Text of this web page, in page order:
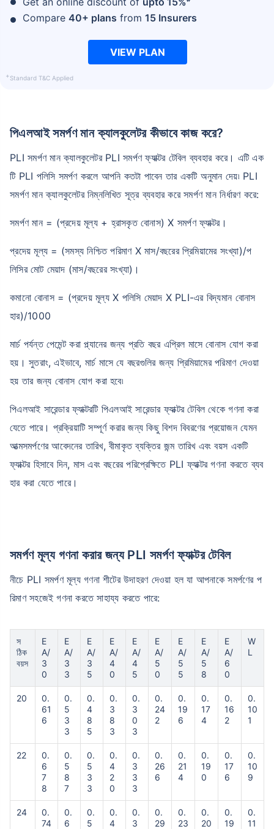
Compare 40+ plans from 15 Insurers
VIEW PLAN
+Standard T&C Applied
পিএলআই সমর্পণ মান ক্যালকুলেটর কীভাবে কাজ করে?
PLI সমর্পণ মান ক্যালকুলেটর PLI সমর্পণ ফ্যাক্টর টেবিল ব্যবহার করে। এটি এক
টি PLI পলিসি সমর্পণ করলে আপনি কতটা পাবেন তার একটি অনুমান দেয়৷ PLI
সমর্পণ মান ক্যালকুলেটর নিম্নলিখিত সূত্র ব্যবহার করে সমর্পণ মান নির্ধারণ করে:
সমর্পণ মান = (প্রদেয় মূল্য + হ্রাসকৃত বোনাস) X সমর্পণ ফ্যাক্টর।
প্রদেয় মূল্য = (সমস্য নিশ্চিত পরিমাণ X মাস/বছরের প্রিমিয়ামের সংখ্যা)/প
লিসির মোট মেয়াদ (মাস/বছরের সংখ্যা)।
কমানো বোনাস = (প্রদেয় মূল্য X পলিসি মেয়াদ X PLI-এর বিদ্যমান বোনাস
হার)/1000
মার্চ পর্যন্ত পেমেন্ট করা প্ল্যানের জন্য প্রতি বছর এপ্রিল মাসে বোনাস যোগ করা
হয়। সুতরাং, এইভাবে, মার্চ মাসে যে বছরগুলির জন্য প্রিমিয়ামের পরিমাণ দেওয়া
হয় তার জন্য বোনাস যোগ করা হবে৷
পিএলআই সারেন্ডার ফ্যাক্টরটি পিএলআই সারেন্ডার ফ্যাক্টর টেবিল থেকে গণনা করা
যেতে পারে। প্রক্রিয়াটি সম্পূর্ণ করার জন্য কিছু বিশদ বিবরণের প্রয়োজন যেমন
আত্মসমর্পণের আবেদনের তারিখ, বীমাকৃত ব্যক্তির জন্ম তারিখ এবং বয়স একটি
ফ্যাক্টর হিসাবে দিন, মাস এবং বছরের পরিপ্রেক্ষিতে PLI ফ্যাক্টর গণনা করতে ব্যব
হার করা যেতে পারে।
সমর্পণ মূল্য গণনা করার জন্য PLI সমর্পণ ফ্যাক্টর টেবিল
নীচে PLI সমর্পণ মূল্য গণনা শীটের উদাহরণ দেওয়া হল যা আপনাকে সমর্পণের প
রিমাণ সহজেই গণনা করতে সাহায্য করতে পারে:
স
ঠিক
বয়স
E
A/
3
0
E
A/
3
3
E
A/
3
5
E
A/
4
0
E
A/
4
5
E
A/
5
0
E
A/
5
5
E
A/
5
8
E
A/
6
0
W
L
20
0.
61
6
0.
5
3
3
0.
4
8
5
0.
3
8
3
0.
3
0
3
0.
24
2
0.
19
6
0.
17
4
0.
16
2
0.
10
1
22
0.
6
7
8
0.
5
8
7
0.
5
3
3
0.
4
2
0
0.
3
3
3
0.
26
6
0.
21
4
0.
19
0
0.
17
6
0.
10
9
24
0.
74
0.
6
0.
5
0.
4
0.
3
0.
29
0.
23
0.
20
0.
19
0.
11
*৪৩৪/মাস হল ১ কোটির টার্ম লাইফ ইন্স্যুরেন্সের শুরুর দাম — ধূমপান না করা, পূর্ব-বিদ্যমান কোনো রোগ নেই এমন ব্যক্তির জন্য, ৩৬
বছর বয়স পর্যন্ত কভার। *₹৬৩০/মাস হল ১ কোটির টার্ম লাইফ ইন্স্যুরেন্সের শুরুর দাম — ধূমপান না করা, পূর্ব-বিদ্যমান কোনো রোগ নেই
পূর্ব-বিদ্যমান কোনো রোগ নেই এমন ব্যক্তির জন্য, ৫৬ বছর বয়স পর্যন্ত কভার।